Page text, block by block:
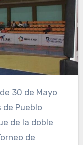
30 de Mayo
de Pueblo
de la doble
de